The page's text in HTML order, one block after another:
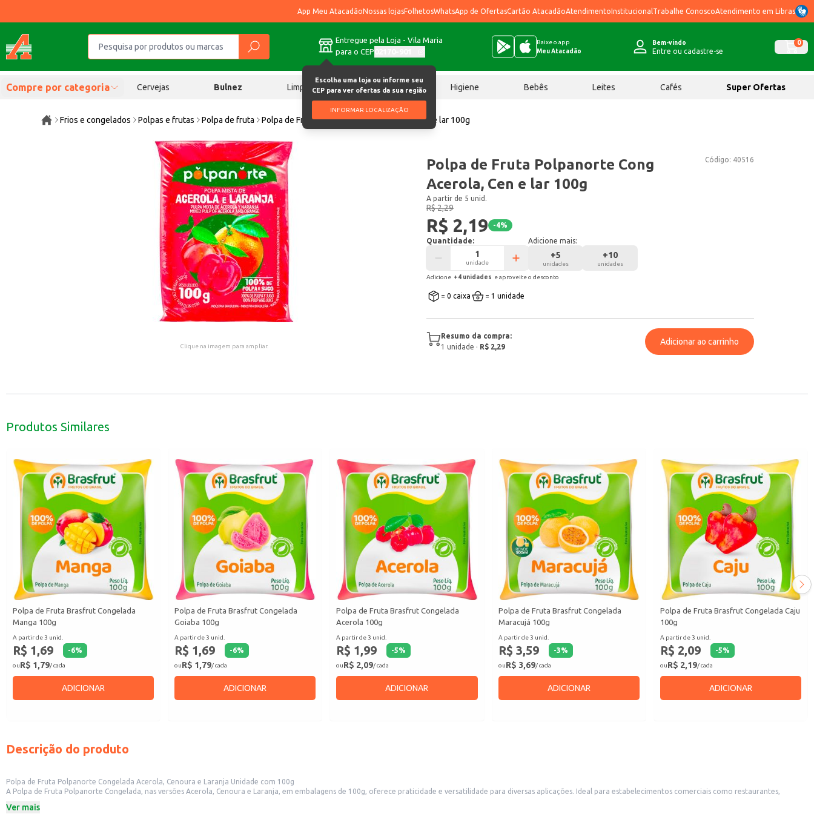
App Meu AtacadãoNossas lojasFolhetosWhatsApp de OfertasCartão AtacadãoAtendimentoInstitucional Trabalhe ConoscoAtendimento em Libras
Entregue pela Loja - Vila Maria
para o CEP
Escolha uma loja ou informe seu
CEP para ver ofertas da sua região
INFORMAR LOCALIZAÇÃO
Baixe o app
Meu Atacadão
Bem-vindo
Entre ou cadastre-se
0
Compre por categoria Cervejas Bulnez Limpeza Chocolates Higiene Bebês Leites Cafés Super Ofertas
Frios e congelados Polpas e frutas Polpa de fruta Polpa de Fruta Polpanorte Cong Acerola, Cen e lar 100g
Clique na imagem para ampliar.
Código: 40516
Polpa de Fruta Polpanorte Cong
Acerola, Cen e lar 100g
A partir de 5 unid.
R$ 2,29
R$ 2,19 -4%
Quantidade:
unidade
Adicione mais:
+5
unidades
+10
unidades
Adicione +4 unidades e aproveite o desconto
= 0 caixa = 1 unidade
Resumo da compra:
1 unidade · R$ 2,29
Adicionar ao carrinho
Produtos Similares
Polpa de Fruta Brasfrut Congelada
Manga 100g
A partir de 3 unid.
R$ 1,69 -6%
ouR$ 1,79/ cada
ADICIONAR
Polpa de Fruta Brasfrut Congelada
Goiaba 100g
A partir de 3 unid.
R$ 1,69 -6%
ouR$ 1,79/ cada
ADICIONAR
Polpa de Fruta Brasfrut Congelada
Acerola 100g
A partir de 3 unid.
R$ 1,99 -5%
ouR$ 2,09/ cada
ADICIONAR
Polpa de Fruta Brasfrut Congelada
Maracujá 100g
A partir de 3 unid.
R$ 3,59 -3%
ouR$ 3,69/ cada
ADICIONAR
Polpa de Fruta Brasfrut Congelada Caju
100g
A partir de 3 unid.
R$ 2,09 -5%
ouR$ 2,19/ cada
ADICIONAR
Descrição do produto
Polpa de Fruta Polpanorte Congelada Acerola, Cenoura e Laranja Unidade com 100g
A Polpa de Fruta Polpanorte Congelada, nas versões Acerola, Cenoura e Laranja, em embalagens de 100g, oferece praticidade e versatilidade para diversas aplicações. Ideal para estabelecimentos comerciais como restaurantes,
Dicas de Uso:
Ver mais